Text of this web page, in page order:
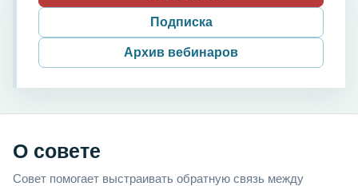
Подписка
Архив вебинаров
О совете
Совет помогает выстраивать обратную связь между